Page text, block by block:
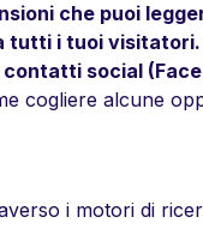
che puoi
tutti i tuoi visitatori.
social
cogliere alcune
i motori di